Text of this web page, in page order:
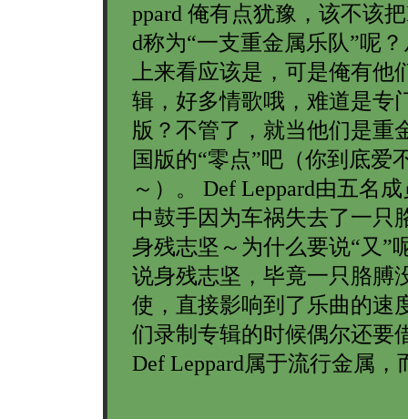
ppard 俺有点犹豫，该不该
d称为“一支重金属乐队”呢
上来看应该是，可是俺有他
辑，好多情歌哦，难道是专
版？不管了，就当他们是重
国版的“零点”吧（你到底爱
～）。 Def Leppard由五名
中鼓手因为车祸失去了一只
身残志坚～为什么要说“又”
说身残志坚，毕竟一只胳膊
使，直接影响到了乐曲的速
们录制专辑的时候偶尔还要
Def Leppard属于流行金属，